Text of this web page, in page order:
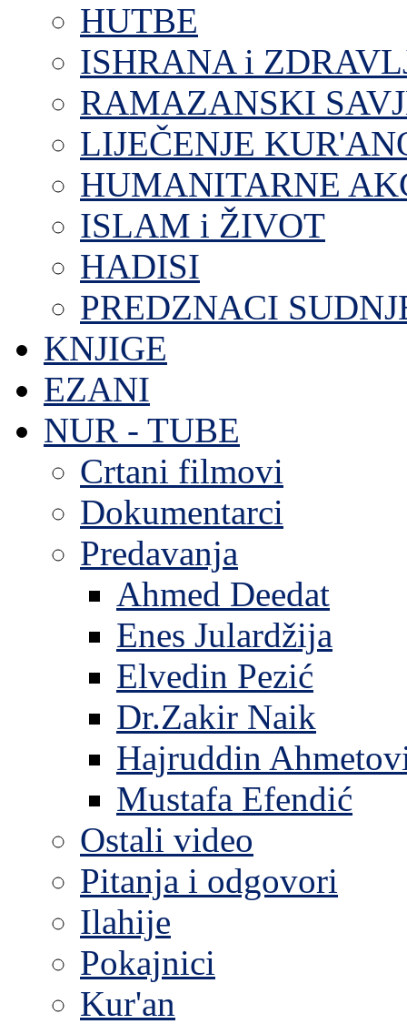
HUTBE
ISHRANA i
RAMAZANSKI
LIJEČENJE
HUMANITARNE
ISLAM i ŽIVOT
HADISI
PREDZNACI
KNJIGE
EZANI
NUR - TUBE
Crtani filmovi
Dokumentarci
Predavanja
Ahmed Deedat
Enes Julardžija
Elvedin Pezić
Dr.Zakir Naik
Hajruddin
Mustafa Efendić
Ostali video
Pitanja i odgovori
Ilahije
Pokajnici
Kur'an